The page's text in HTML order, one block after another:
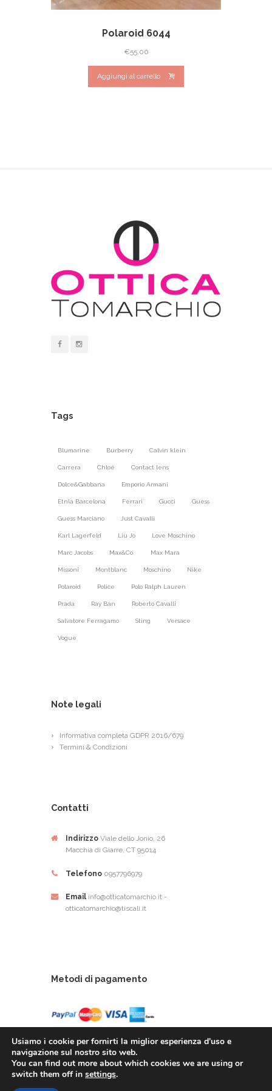
Polaroid 6044
€55.00
Aggiungi al carrello
Tags
Blumarine Burberry Calvin klein
Carrera Chloé Contact lens
Dolce&Gabbana Emporio Armani
Etnia Barcelona Ferrari Gucci Guess
Guess Marciano Just Cavalli
Karl Lagerfeld Liu Jo Love Moschino
Marc Jacobs Max&Co. Max Mara
Missoni Montblanc Moschino Nike
Polaroid Police Polo Ralph Lauren
Prada Ray Ban Roberto Cavalli
Salvatore Ferragamo Sting Versace
Vogue
Note legali
Informativa completa GDPR 2016/679
Termini & Condizioni
Contatti
Indirizzo Viale dello Jonio, 26
Macchia di Giarre, CT 95014
Telefono 0957796979
Email info@otticatomarchio.it -
otticatomarchio@tiscali.it
Metodi di pagamento
Ottica Tomarchio di Tomachio Rosario Alfio - Via
Usiamo i cookie per fornirti la miglior esperienza d'uso e
navigazione sul nostro sito web.
You can find out more about which cookies we are using or
switch them off in settings.